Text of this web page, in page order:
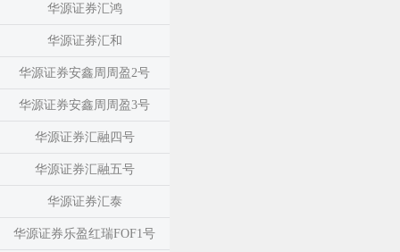
华源证券汇鸿
华源证券汇和
华源证券安鑫周周盈2号
华源证券安鑫周周盈3号
华源证券汇融四号
华源证券汇融五号
华源证券汇泰
华源证券乐盈红瑞FOF1号